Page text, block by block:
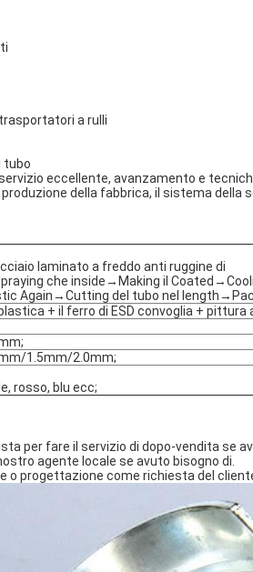
a rulli
tubo
eccellente, avanzamento e
produzione della fabbrica, il sistema
laminato a freddo anti ruggine di
che inside→Making il
Again→Cutting del tubo nel
+ il ferro di ESD convoglia + pittura
1.5mm/2.0mm;
rosso, blu ecc;
per fare il servizio di dopo-vendita se
agente locale se avuto bisogno di.
o progettazione come richiesta del